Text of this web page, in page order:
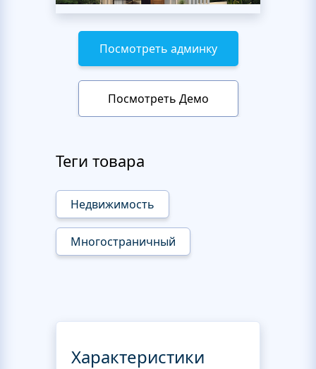
Посмотреть админку
Посмотреть Демо
Теги товара
Недвижимость
Многостраничный
Характеристики